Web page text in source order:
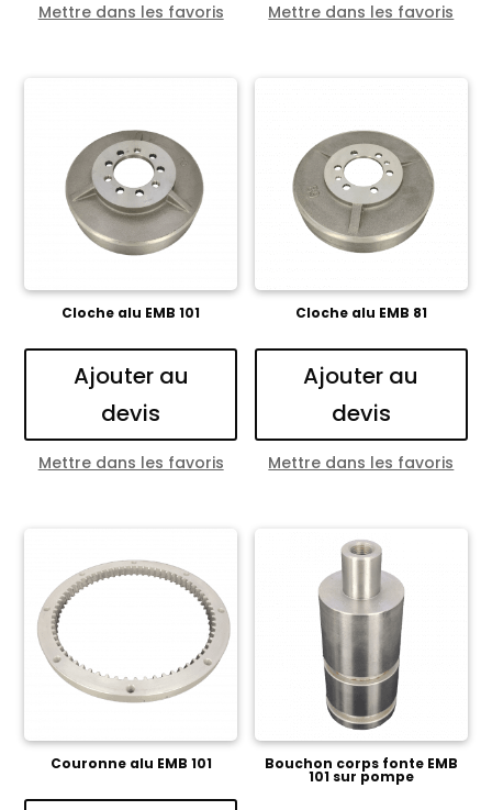
Mettre dans les favoris Mettre dans les favoris
Cloche alu EMB 101
Ajouter au
devis
Mettre dans les favoris
Cloche alu EMB 81
Ajouter au
devis
Mettre dans les favoris
Couronne alu EMB 101 Bouchon corps fonte EMB
101 sur pompe